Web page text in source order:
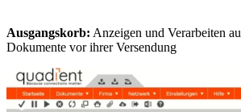
Ausgangskorb: Anzeigen und Verarbeiten
Dokumente vor ihrer Versendung